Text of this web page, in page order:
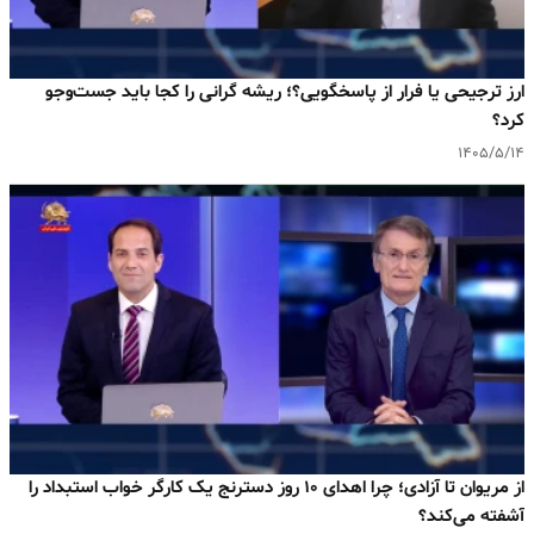
ارز ترجیحی یا فرار از پاسخگویی؟؛ ریشه گرانی را کجا باید جست‌وجو
کرد؟
۱۴۰۵/۵/۱۴
از مریوان تا آزادی؛ چرا اهدای ۱۰ روز دسترنج یک کارگر خواب استبداد را
آشفته می‌کند؟